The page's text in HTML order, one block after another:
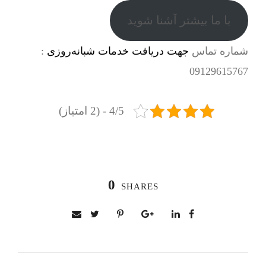
با ما بیشتر آشنا شوید
شماره تماس جهت دریافت خدمات شبانه‌روزی :
09129615767
4/5 - (2 امتیاز)
0 SHARES